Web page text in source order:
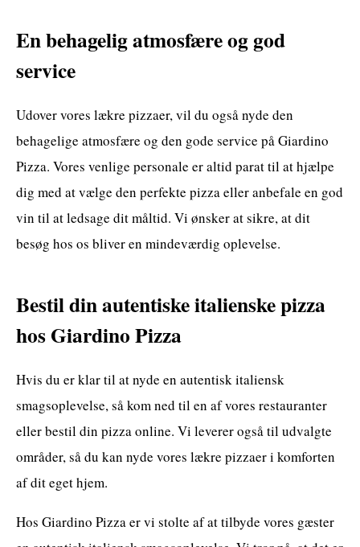
En behagelig atmosfære og god
service
Udover vores lækre pizzaer, vil du også nyde den
behagelige atmosfære og den gode service på Giardino
Pizza. Vores venlige personale er altid parat til at hjælpe
dig med at vælge den perfekte pizza eller anbefale en god
vin til at ledsage dit måltid. Vi ønsker at sikre, at dit
besøg hos os bliver en mindeværdig oplevelse.
Bestil din autentiske italienske pizza
hos Giardino Pizza
Hvis du er klar til at nyde en autentisk italiensk
smagsoplevelse, så kom ned til en af vores restauranter
eller bestil din pizza online. Vi leverer også til udvalgte
områder, så du kan nyde vores lækre pizzaer i komforten
af dit eget hjem.
Hos Giardino Pizza er vi stolte af at tilbyde vores gæster